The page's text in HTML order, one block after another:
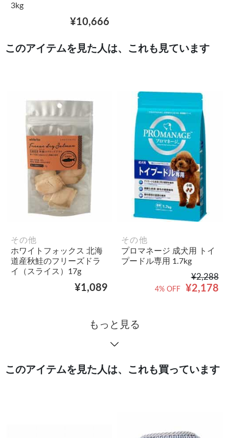
3kg
¥10,666
このアイテムを見た人は、これも見ています
その他
ホワイトフォックス 北海
道産秋鮭のフリーズドラ
イ（スライス）17g
¥1,089
その他
プロマネージ 成犬用 トイ
プードル専用 1.7kg
¥2,288
¥2,178
4% OFF
もっと見る
このアイテムを見た人は、これも買っています